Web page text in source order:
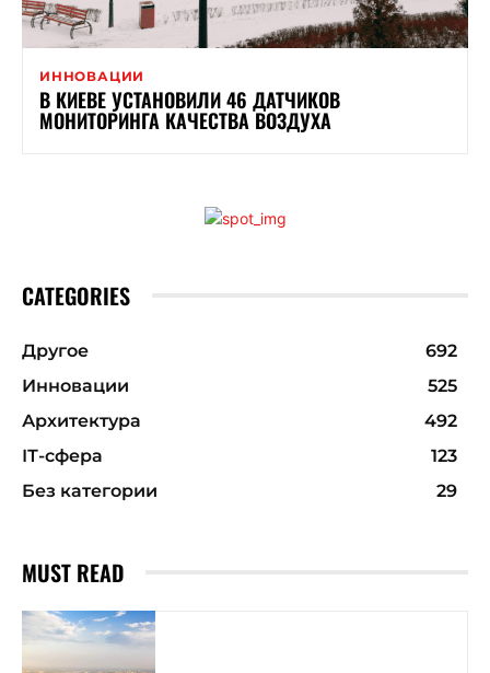
ИННОВАЦИИ
В КИЕВЕ УСТАНОВИЛИ 46 ДАТЧИКОВ
МОНИТОРИНГА КАЧЕСТВА ВОЗДУХА
CATEGORIES
Другое
692
Инновации
525
Архитектура
492
ІТ-сфера
123
Без категории
29
MUST READ